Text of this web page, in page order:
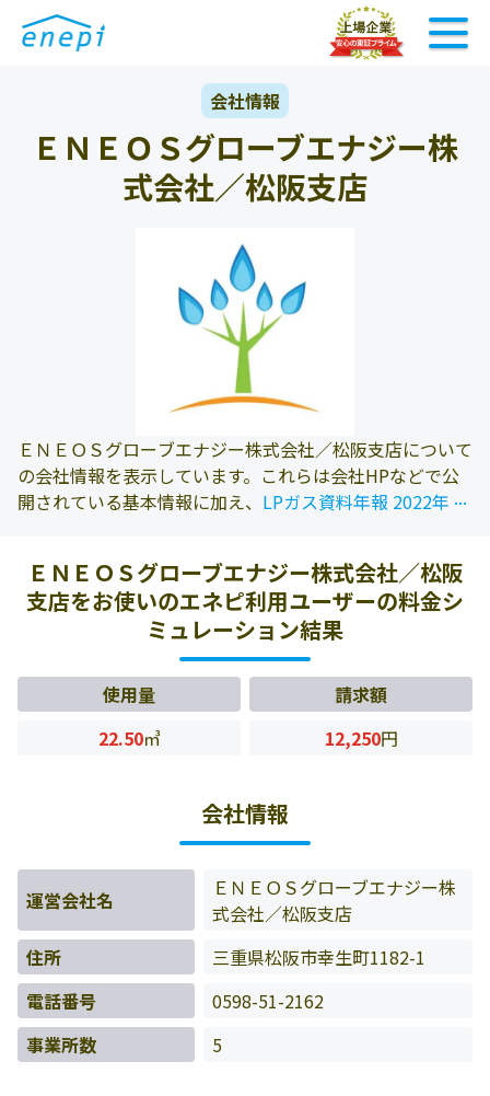
会社情報
ＥＮＥＯＳグローブエナジー株
式会社／松阪支店
ＥＮＥＯＳグローブエナジー株式会社／松阪支店について
の会社情報を表示しています。これらは会社HPなどで公
開されている基本情報に加え、 LPガス資料年報 2022年版
報などを表示しています。
...
...
ＥＮＥＯＳグローブエナジー株式会社／松阪
支店をお使いのエネピ利用ユーザーの料金シ
ミュレーション結果
使用量
請求額
22.50㎥ 12,250円
会社情報
運営会社名
ＥＮＥＯＳグローブエナジー株
式会社／松阪支店
住所
三重県松阪市幸生町1182-1
電話番号
0598-51-2162
事業所数
5